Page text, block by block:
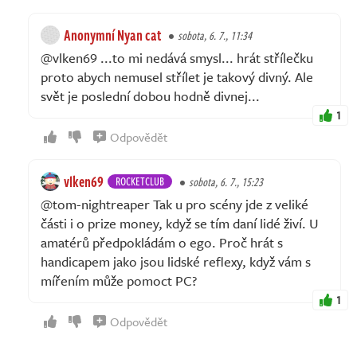
Anonymní Nyan cat sobota, 6. 7., 11:34
@vlken69 ...to mi nedává smysl... hrát střílečku
proto abych nemusel střílet je takový divný. Ale
svět je poslední dobou hodně divnej...
1
Odpovědět
vlken69 ROCKETCLUB sobota, 6. 7., 15:23
@tom-nightreaper Tak u pro scény jde z veliké
části i o prize money, když se tím daní lidé živí. U
amatérů předpokládám o ego. Proč hrát s
handicapem jako jsou lidské reflexy, když vám s
mířením může pomoct PC?
1
Odpovědět